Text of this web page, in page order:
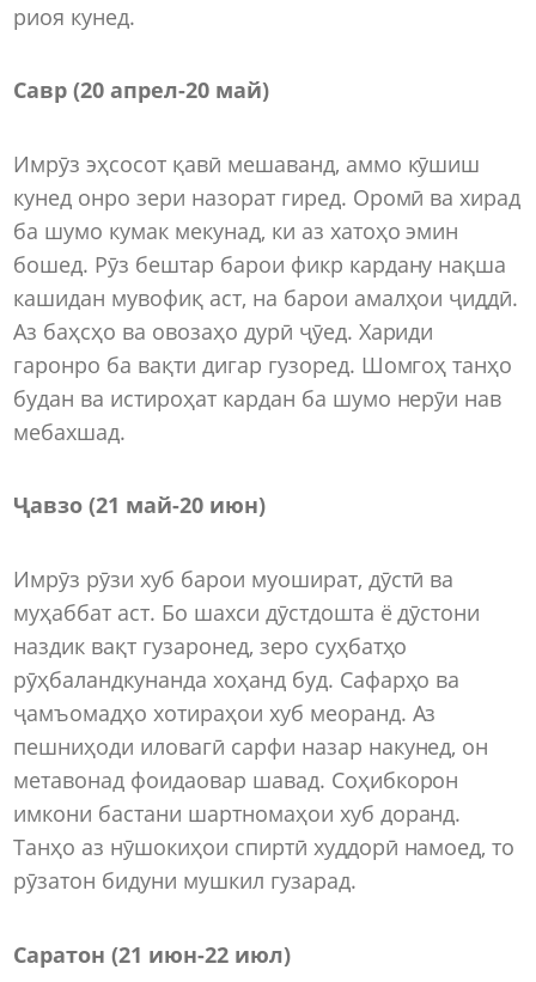
риоя кунед.
Савр (20 апрел-20 май)
Имрӯз эҳсосот қавӣ мешаванд, аммо кӯшиш
кунед онро зери назорат гиред. Оромӣ ва хирад
ба шумо кумак мекунад, ки аз хатоҳо эмин
бошед. Рӯз бештар барои фикр кардану нақша
кашидан мувофиқ аст, на барои амалҳои ҷиддӣ.
Аз баҳсҳо ва овозаҳо дурӣ ҷӯед. Хариди
гаронро ба вақти дигар гузоред. Шомгоҳ танҳо
будан ва истироҳат кардан ба шумо нерӯи нав
мебахшад.
Ҷавзо (21 май-20 июн)
Имрӯз рӯзи хуб барои муошират, дӯстӣ ва
муҳаббат аст. Бо шахси дӯстдошта ё дӯстони
наздик вақт гузаронед, зеро суҳбатҳо
рӯҳбаландкунанда хоҳанд буд. Сафарҳо ва
ҷамъомадҳо хотираҳои хуб меоранд. Аз
пешниҳоди иловагӣ сарфи назар накунед, он
метавонад фоидаовар шавад. Соҳибкорон
имкони бастани шартномаҳои хуб доранд.
Танҳо аз нӯшокиҳои спиртӣ худдорӣ намоед, то
рӯзатон бидуни мушкил гузарад.
Саратон (21 июн-22 июл)